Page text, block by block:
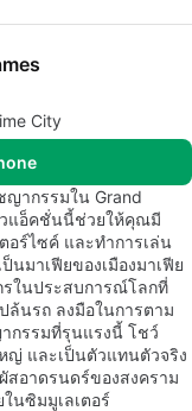
City
ากรรมใน Grand
วแอ็คชั่นนี้ช่วยให้คุณมี
อร์ไซค์ และทำการเล่น
นมาเฟียของเมืองมาเฟีย
ในประสบการณ์โลกที่
ล้นรถ ลงมือในการตาม
กรรมที่รุนแรงนี้ โชว์
ญ่ และเป็นตัวแทนตัวจริง
สอาดรนดร์ของสงคราม
นซิมมูเลเตอร์